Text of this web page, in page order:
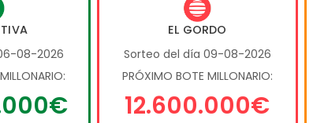
08-2026
EL GORDO
Sorteo del día 09-08-2026
PRÓXIMO BOTE MILLONARIO:
12.600.000€